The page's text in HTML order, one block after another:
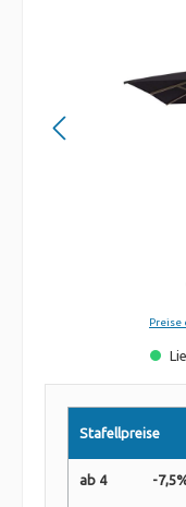
Preise
Stafellpreise
ab 4 -